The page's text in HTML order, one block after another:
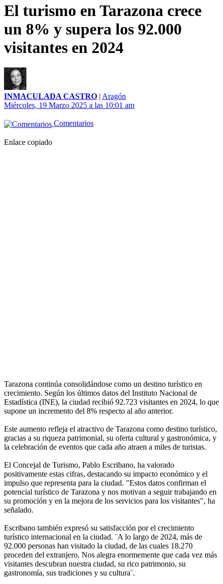
El turismo en Tarazona crece
un 8% y supera los 92.000
visitantes en 2024
INMACULADA CASTRO | Aragón
Miércoles, 19 Marzo 2025 a las 10:01 am
Comentarios
Enlace copiado
Tarazona continúa consolidándose como un destino turístico en
crecimiento. Según los últimos datos del Instituto Nacional de
Estadística (INE), la ciudad recibió 92.723 visitantes en 2024, lo que
supone un incremento del 8% respecto al año anterior.
Este aumento refleja el atractivo de Tarazona como destino turístico,
gracias a su riqueza patrimonial, su oferta cultural y gastronómica, y
la celebración de eventos que cada año atraen a miles de turistas.
El Concejal de Turismo, Pablo Escribano, ha valorado
positivamente estas cifras, destacando su impacto económico y el
impulso que representa para la ciudad. "Estos datos confirman el
potencial turístico de Tarazona y nos motivan a seguir trabajando en
su promoción y en la mejora de los servicios para los visitantes", ha
señalado.
Escribano también expresó su satisfacción por el crecimiento
turístico internacional en la ciudad. ¨A lo largo de 2024, más de
92.000 personas han visitado la ciudad, de las cuales 18.270
proceden del extranjero. Nos alegra enormemente que cada vez más
visitantes descubran nuestra ciudad, su rico patrimonio, su
gastronomía, sus tradiciones y su cultura¨.